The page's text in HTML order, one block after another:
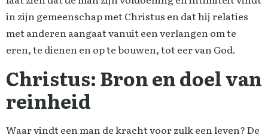
in zijn gemeenschap met Christus en dat hij relaties
met anderen aangaat vanuit een verlangen om te
eren, te dienen en op te bouwen, tot eer van God.
Christus: Bron en doel van
reinheid
Waar vindt een man de kracht voor zulk een leven? De